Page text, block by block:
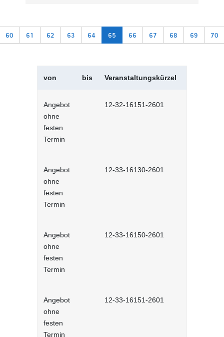
60 61 62 63 64 65 66 67 68 69 70
von bis Veranstaltungskürzel
Angebot
ohne
festen
Termin
12-32-16151-2601
Angebot
ohne
festen
Termin
12-33-16130-2601
Angebot
ohne
festen
Termin
12-33-16150-2601
Angebot
ohne
festen
Termin
12-33-16151-2601